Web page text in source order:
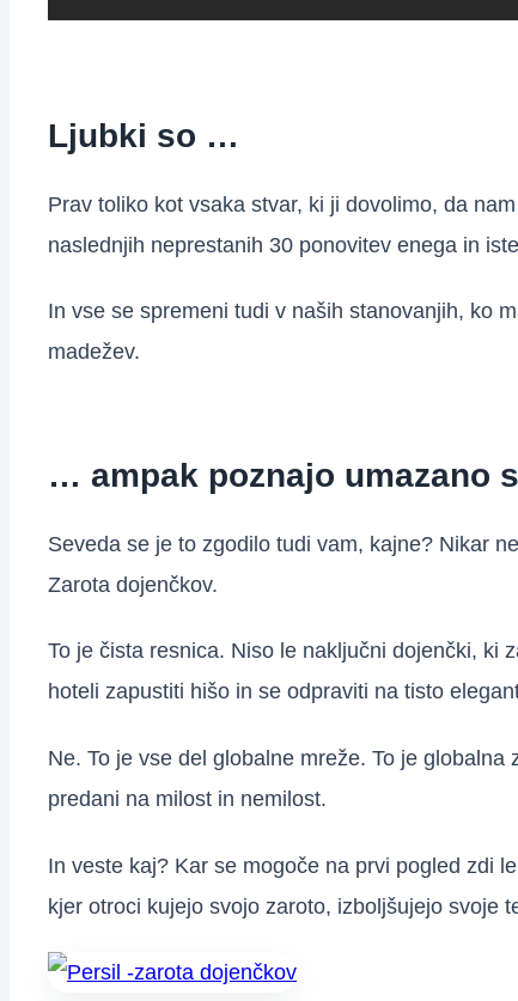
Ljubki so …
Prav toliko kot vsaka stvar, ki ji dovolimo, da
naslednjih neprestanih 30 ponovitev enega in
In vse se spremeni tudi v naših stanovanjih, ko
madežev.
… ampak poznajo umazano
Seveda se je to zgodilo tudi vam, kajne? Nikar
Zarota dojenčkov.
To je čista resnica. Niso le naključni dojenčki, ki
hoteli zapustiti hišo in se odpraviti na tisto
Ne. To je vse del globalne mreže. To je
predani na milost in nemilost.
In veste kaj? Kar se mogoče na prvi pogled zdi
kjer otroci kujejo svojo zaroto, izboljšujejo svoje